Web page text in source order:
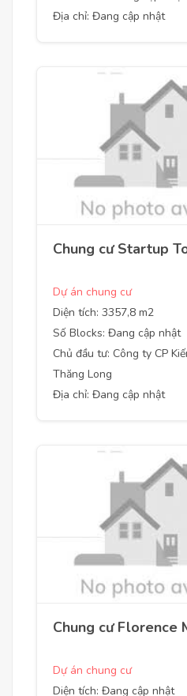
Địa chỉ: Đang cập nhật
Chung cư Startup
Dự án chung cư
Diện tích: 3357,8 m2
Số Blocks: Đang cập nhật
Chủ đầu tư: Công ty CP
Thăng Long
Địa chỉ: Đang cập nhật
Chung cư Florence
Dự án chung cư
Diện tích: Đang cập nhật